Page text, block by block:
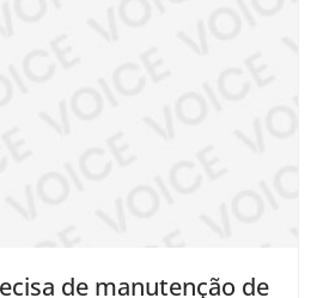
de manutenção de